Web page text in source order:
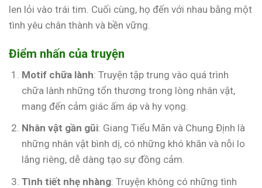
len lỏi vào trái tim. Cuối cùng, họ đến với nhau bằng một
tình yêu chân thành và bền vững.
Điểm nhấn của truyện
Motif chữa lành: Truyện tập trung vào quá trình
chữa lành những tổn thương trong lòng nhân vật,
mang đến cảm giác ấm áp và hy vọng.
Nhân vật gần gũi: Giang Tiểu Mãn và Chung Định là
những nhân vật bình dị, có những khó khăn và nỗi lo
lắng riêng, dễ dàng tạo sự đồng cảm.
Tình tiết nhẹ nhàng: Truyện không có những tình